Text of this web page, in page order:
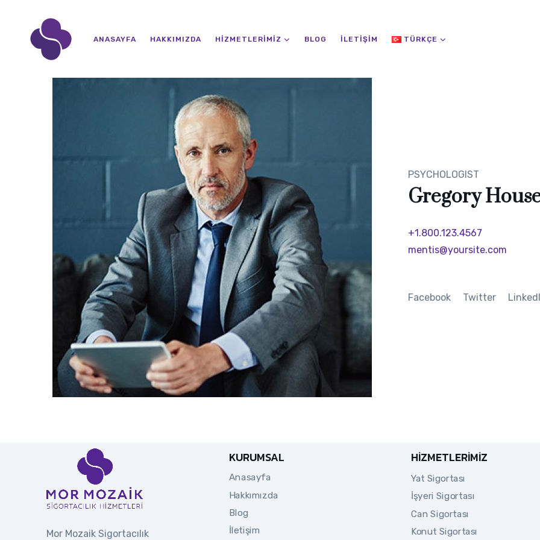
ANASAYFA HAKKIMIZDA HIZMETLERIMIZ BLOG İLETIŞIM TÜRKÇE
PSYCHOLOGIST
Gregory
+1.800.123.4567
mentis@yoursite.com
Facebook Twitter
Mor Mozaik Sigortacılık
KURUMSAL
Anasayfa
Hakkımızda
Blog
İletişim
HIZMETLERIMIZ
Yat Sigortası
İşyeri Sigortası
Can Sigortası
Konut Sigortası